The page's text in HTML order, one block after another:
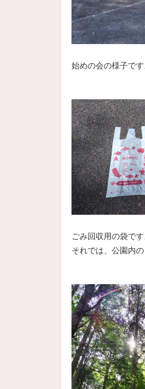
始めの会の様子で
ごみ回収用の袋で
それでは、公園内